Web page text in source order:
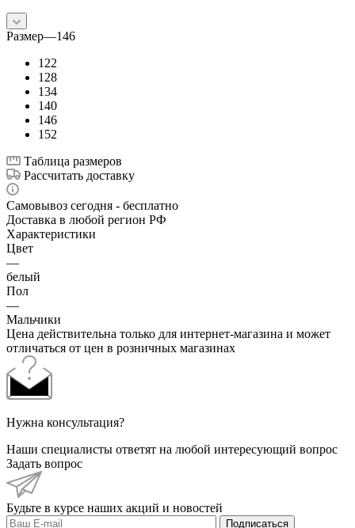
Размер—146
122
128
134
140
146
152
Таблица размеров
Рассчитать доставку
Самовывоз сегодня - бесплатно
Доставка в любой регион РФ
Характеристики
Цвет
—
белый
Пол
—
Мальчики
Цена действительна только для интернет-магазина и может
отличаться от цен в розничных магазинах
Нужна консультация?
Наши специалисты ответят на любой интересующий вопрос
Задать вопрос
Будьте в курсе наших акций и новостей
Подписаться